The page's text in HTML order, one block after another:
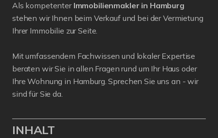
Als kompetenter Immobilienmakler in Hamburg
stehen wir Ihnen beim Verkauf und bei der Vermietung
Ihrer Immobilie zur Seite.
Mit umfassendem Fachwissen und lokaler Expertise
beraten wir Sie in allen Fragen rund um Ihr Haus oder
Ihre Wohnung in Hamburg. Sprechen Sie uns an - wir
sind für Sie da.
INHALT